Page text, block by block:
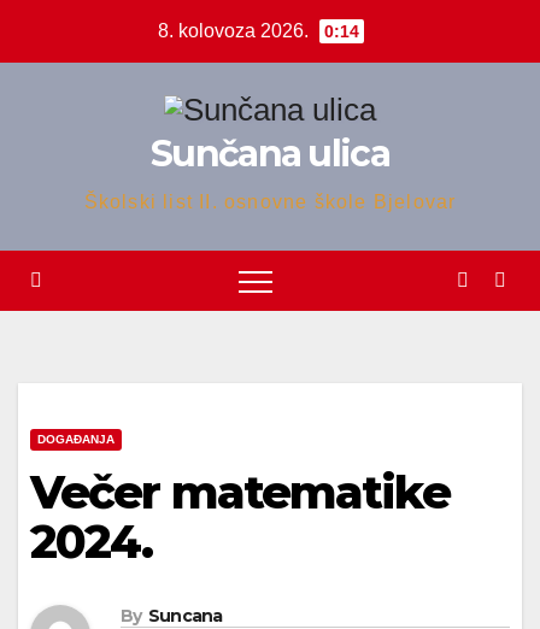
8. kolovoza 2026. 0:14
Sunčana ulica
Školski list II. osnovne škole Bjelovar
DOGAĐANJA
Večer matematike
2024.
By Suncana